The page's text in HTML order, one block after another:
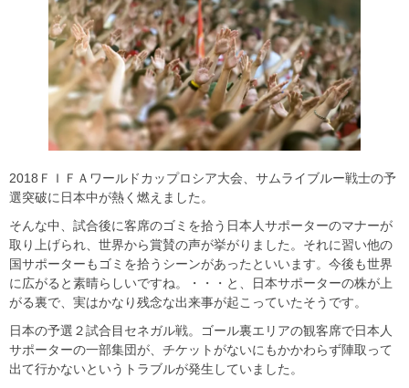
2018ＦＩＦＡワールドカップロシア大会、サムライブルー戦士の予
選突破に日本中が熱く燃えました。
そんな中、試合後に客席のゴミを拾う日本人サポーターのマナーが
取り上げられ、世界から賞賛の声が挙がりました。それに習い他の
国サポーターもゴミを拾うシーンがあったといいます。今後も世界
に広がると素晴らしいですね。・・・と、日本サポーターの株が上
がる裏で、実はかなり残念な出来事が起こっていたそうです。
日本の予選２試合目セネガル戦。ゴール裏エリアの観客席で日本人
サポーターの一部集団が、チケットがないにもかかわらず陣取って
出て行かないというトラブルが発生していました。